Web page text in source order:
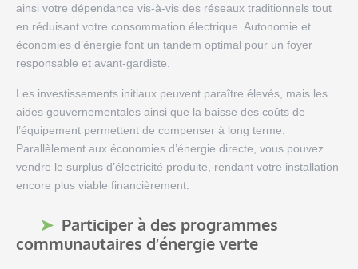
ainsi votre dépendance vis-à-vis des réseaux traditionnels tout
en réduisant votre consommation électrique. Autonomie et
économies d’énergie font un tandem optimal pour un foyer
responsable et avant-gardiste.
Les investissements initiaux peuvent paraître élevés, mais les
aides gouvernementales ainsi que la baisse des coûts de
l’équipement permettent de compenser à long terme.
Parallèlement aux économies d’énergie directe, vous pouvez
vendre le surplus d’électricité produite, rendant votre installation
encore plus viable financièrement.
Participer à des programmes
communautaires d’énergie verte